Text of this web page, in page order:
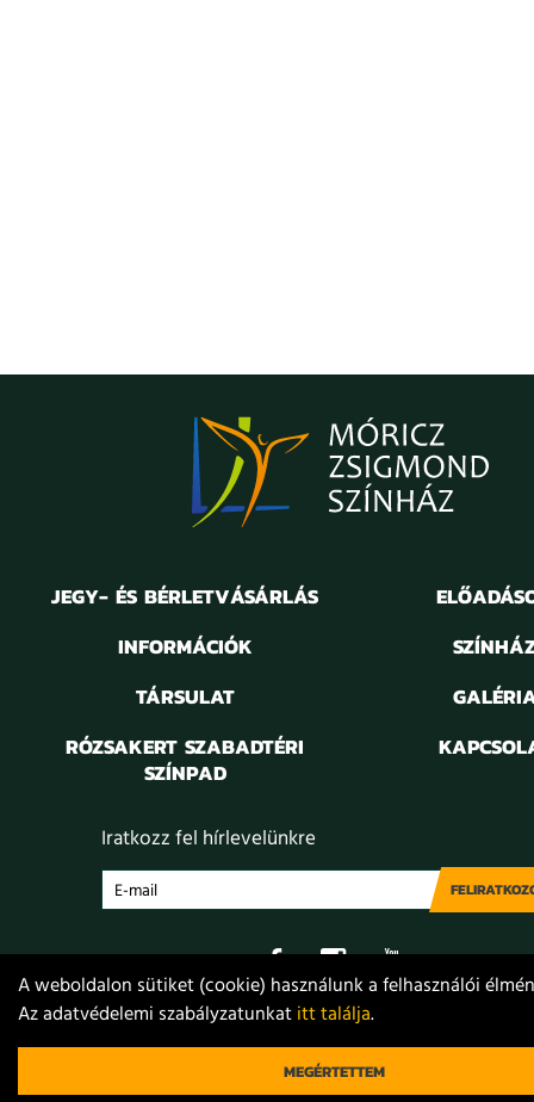
JEGY- ÉS BÉRLETVÁSÁRLÁS
INFORMÁCIÓK
TÁRSULAT
RÓZSAKERT SZABADTÉRI
SZÍNPAD
Iratkozz fel hírlevelünkre
Adatvédelem Jogi nyilatkozat Projektek
© 2021. Móricz Zsigmond Színház
A weboldalon sütiket (cookie) használunk a felhasználói
Az adatvédelemi szabályzatunkatitt találja.
MEGÉRTETTEM